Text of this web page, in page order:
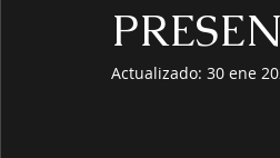
Actualizado: 30 ene